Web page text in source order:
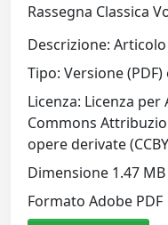
Rassegna Classica
Descrizione: Articolo
Tipo: Versione
Licenza: Licenza
Commons
opere derivate
Dimensione 1.47 MB
Formato Adobe PDF